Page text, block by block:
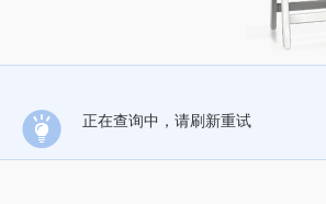
正在查询中，请刷新重试